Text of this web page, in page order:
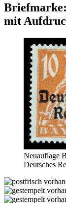
mit
Neuauflage
Deutsches